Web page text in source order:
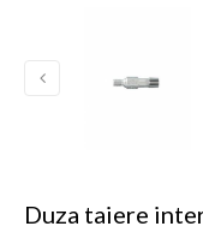
Duza taiere